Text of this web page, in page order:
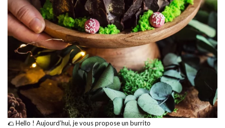
🌮 Hello ! Aujourd’hui, je vous propose un burrito